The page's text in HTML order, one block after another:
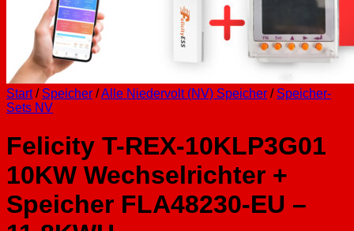
Start / Speicher /Alle Niedervolt (NV) Speicher / Speicher-
Sets NV
Felicity T-REX-10KLP3G01
10KW Wechselrichter +
Speicher FLA48230-EU –